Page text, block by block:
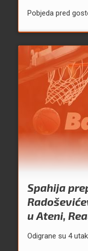
Pobjeda pred
Spahija
u Ateni,
Odigrane su 4